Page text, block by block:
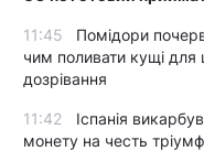
11:45
Помідори
чим поливати кущі для
дозрівання
11:42
Іспанія
монету на честь